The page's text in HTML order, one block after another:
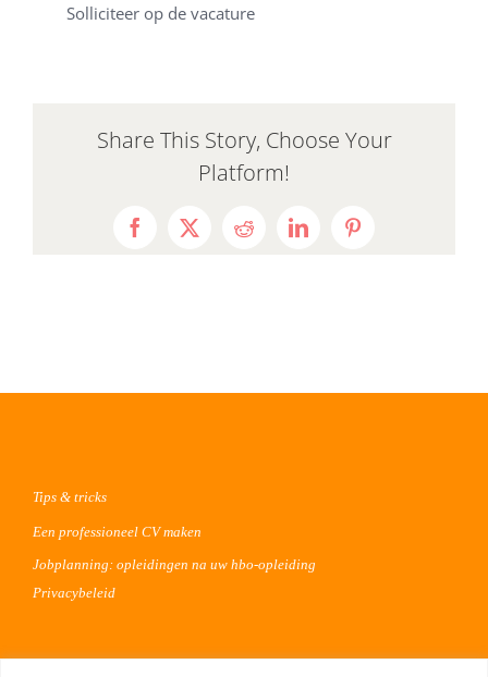
Solliciteer op de vacature
Share This Story, Choose Your
Platform!
Facebook
X RedditLinkedInPinterest
Tips & tricks
Een professioneel CV maken
Jobplanning: opleidingen na uw hbo-opleiding
Privacybeleid